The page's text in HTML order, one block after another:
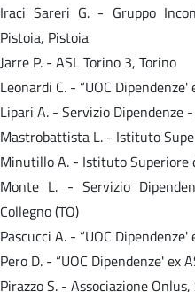
Iraci Sareri G. - Gruppo
Pistoia, Pistoia
Jarre P. - ASL Torino 3, Torino
Leonardi C. - “UOC Dipendenze'
Lipari A. - Servizio Dipendenze
Mastrobattista L. - Istituto
Minutillo A. - Istituto Superiore
Monte L. - Servizio
Collegno (TO)
Pascucci A. - “UOC Dipendenze'
Pero D. - “UOC Dipendenze' ex
Pirazzo S. - Associazione